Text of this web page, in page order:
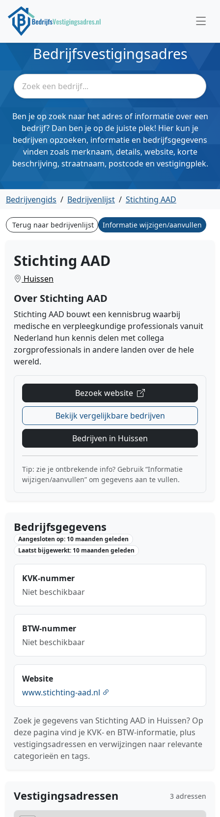
Bedrijfsvestigingsadres
Ben je op zoek naar het adres of informatie over een
bedrijf? Dan ben je op de juiste plek! Hier kun je
bedrijven opzoeken, informatie en bedrijfsgegevens
vinden zoals merknaam, details, website, korte
beschrijving, straatnaam, postcode en vestigingplek.
Bedrijvengids / Bedrijvenlijst / Stichting AAD
Terug naar bedrijvenlijst Informatie wijzigen/aanvullen
Stichting AAD
Huissen
Over Stichting AAD
Stichting AAD bouwt een kennisbrug waarbij
medische en verpleegkundige professionals vanuit
Nederland hun kennis delen met collega
zorgprofessionals in andere landen over de hele
wereld.
Bezoek website
Bekijk vergelijkbare bedrijven
Bedrijven in Huissen
Tip: zie je ontbrekende info? Gebruik “Informatie
wijzigen/aanvullen” om gegevens aan te vullen.
Bedrijfsgegevens
Aangesloten op: 10 maanden geleden
Laatst bijgewerkt: 10 maanden geleden
KVK-nummer
Niet beschikbaar
BTW-nummer
Niet beschikbaar
Website
www.stichting-aad.nl
Zoek je gegevens van Stichting AAD in Huissen? Op
deze pagina vind je KVK- en BTW-informatie, plus
vestigingsadressen en verwijzingen naar relevante
categorieën en tags.
Vestigingsadressen 3 adressen